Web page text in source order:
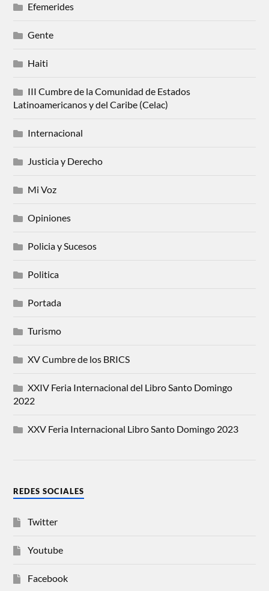
Efemerides
Gente
Haiti
III Cumbre de la Comunidad de Estados
Latinoamericanos y del Caribe (Celac)
Internacional
Justicia y Derecho
Mi Voz
Opiniones
Policia y Sucesos
Politica
Portada
Turismo
XV Cumbre de los BRICS
XXIV Feria Internacional del Libro Santo Domingo
2022
XXV Feria Internacional Libro Santo Domingo 2023
REDES SOCIALES
Twitter
Youtube
Facebook